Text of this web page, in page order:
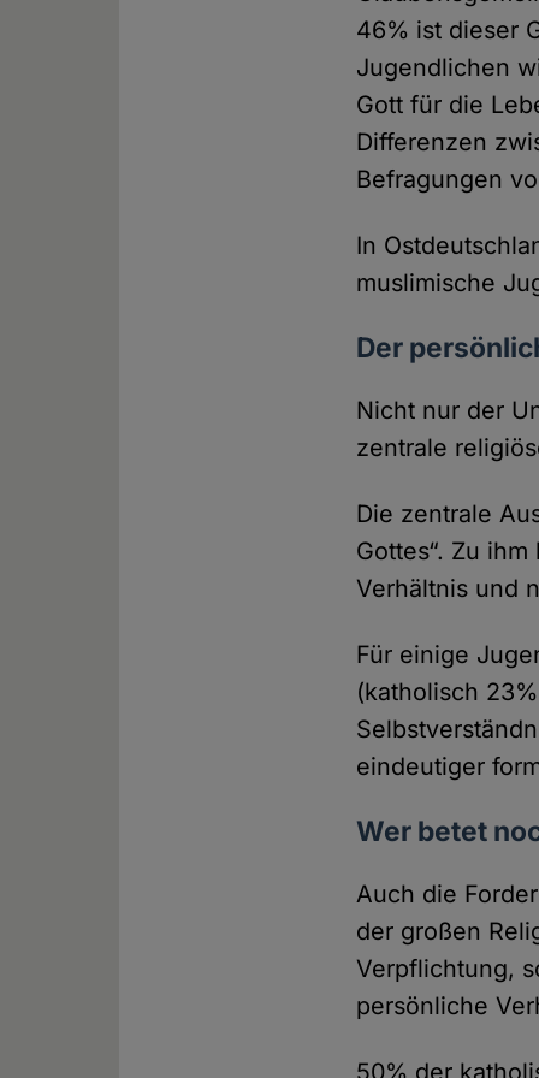
46% ist dieser
Jugendlichen
Gott für die
Differenzen
Befragungen
In
muslimische
Der
Nicht nur der
zentrale
Die zentrale
Gottes“. Zu
Verhältnis und
Für einige
(katholisch
eindeutiger
Wer betet
Auch die
der großen
Verpflichtung,
persönliche